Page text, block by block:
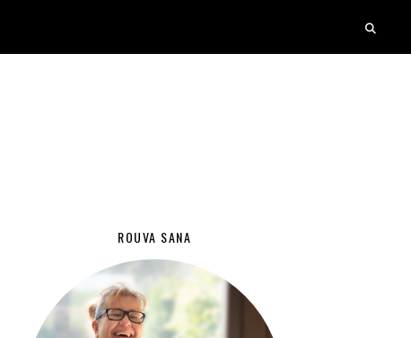
ROUVA SANA